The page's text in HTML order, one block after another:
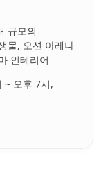
규모의
물, 오션 아레나
인테리어
~ 오후 7시,